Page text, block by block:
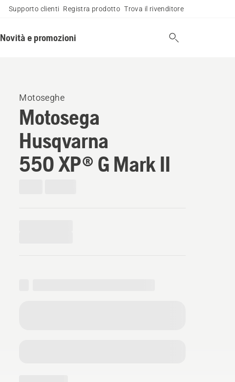
Supporto clienti Registra prodotto Trova il rivenditore
Novità e promozioni
Motoseghe
Motosega
Husqvarna
550 XP® G Mark II